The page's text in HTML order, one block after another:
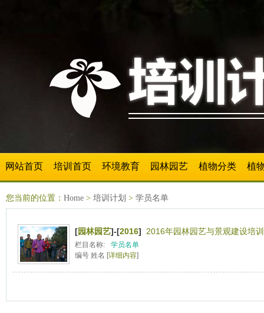
网站首页 培训首页 环境教育 园林园艺 植物分类 植
您当前的位置： Home > 培训计划 > 学员名单
[园林园艺]-[2016] 2016年园林园艺与景观建设培训
栏目名称:
学员名单
编号 姓名 [详细内容]